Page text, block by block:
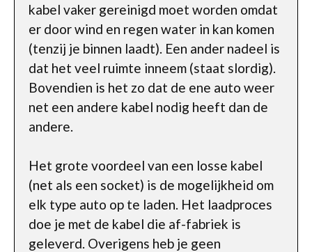
kabel vaker gereinigd moet worden omdat
er door wind en regen water in kan komen
(tenzij je binnen laadt). Een ander nadeel is
dat het veel ruimte inneem (staat slordig).
Bovendien is het zo dat de ene auto weer
net een andere kabel nodig heeft dan de
andere.
Het grote voordeel van een losse kabel
(net als een socket) is de mogelijkheid om
elk type auto op te laden. Het laadproces
doe je met de kabel die af-fabriek is
geleverd. Overigens heb je geen